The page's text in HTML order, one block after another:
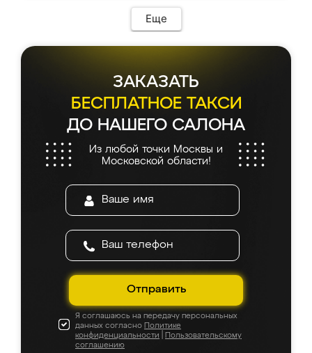
Еще
ЗАКАЗАТЬ
БЕСПЛАТНОЕ ТАКСИ
ДО НАШЕГО САЛОНА
Из любой точки Москвы и
Московской области!
Отправить
Я соглашаюсь на передачу персональных
данных согласно Политике
конфиденциальности
Пользовательскому
соглашению